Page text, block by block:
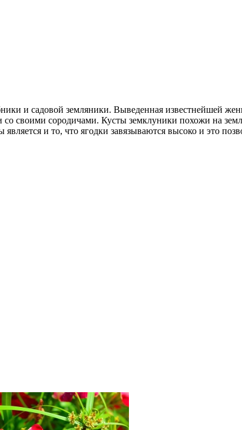
и садовой земляники. Выведенная известнейшей
своими сородичами. Кусты земклуники похожи на
и то, что ягодки завязываются высоко и это